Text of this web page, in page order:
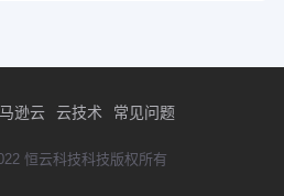
逊云 云技术 常见问题
恒云科技科技版权所有